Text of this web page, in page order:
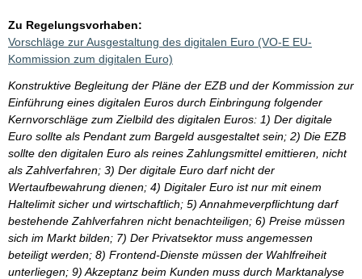
Zu Regelungsvorhaben:
Vorschläge zur Ausgestaltung des digitalen Euro (VO-E EU-
Kommission zum digitalen Euro)
Konstruktive Begleitung der Pläne der EZB und der Kommission zur
Einführung eines digitalen Euros durch Einbringung folgender
Kernvorschläge zum Zielbild des digitalen Euros: 1) Der digitale
Euro sollte als Pendant zum Bargeld ausgestaltet sein; 2) Die EZB
sollte den digitalen Euro als reines Zahlungsmittel emittieren, nicht
als Zahlverfahren; 3) Der digitale Euro darf nicht der
Wertaufbewahrung dienen; 4) Digitaler Euro ist nur mit einem
Haltelimit sicher und wirtschaftlich; 5) Annahmeverpflichtung darf
bestehende Zahlverfahren nicht benachteiligen; 6) Preise müssen
sich im Markt bilden; 7) Der Privatsektor muss angemessen
beteiligt werden; 8) Frontend-Dienste müssen der Wahlfreiheit
unterliegen; 9) Akzeptanz beim Kunden muss durch Marktanalyse